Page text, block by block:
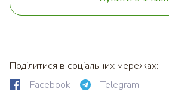
Поділитися в соціальних мережах:
Facebook
Telegram